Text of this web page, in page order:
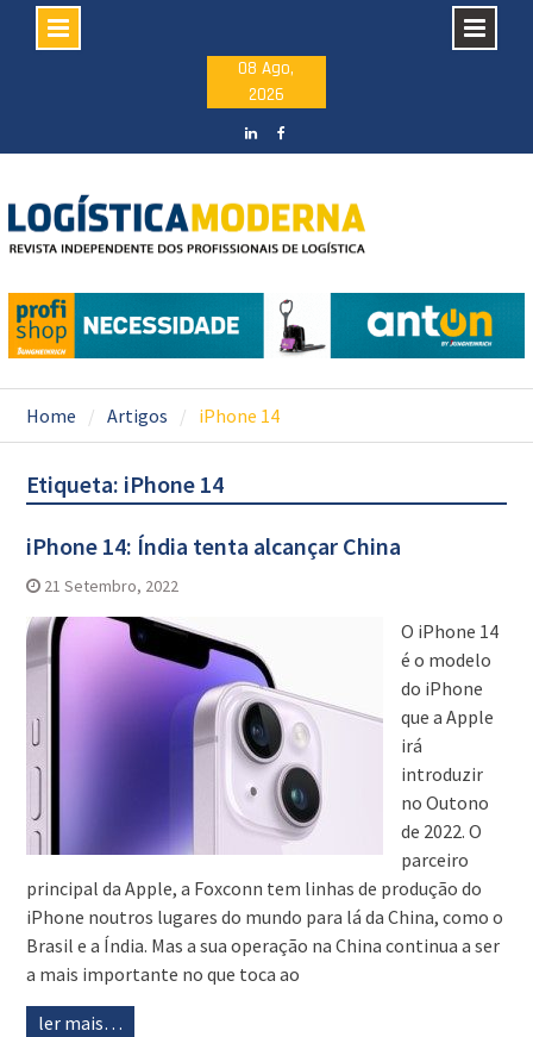
08 Ago,
2026
Home Artigos iPhone 14
Etiqueta: iPhone 14
iPhone 14: Índia tenta alcançar China
21 Setembro, 2022
O iPhone 14
é o modelo
do iPhone
que a Apple
irá
introduzir
no Outono
de 2022. O
parceiro
principal da Apple, a Foxconn tem linhas de produção do
iPhone noutros lugares do mundo para lá da China, como o
Brasil e a Índia. Mas a sua operação na China continua a ser
a mais importante no que toca ao
ler mais…